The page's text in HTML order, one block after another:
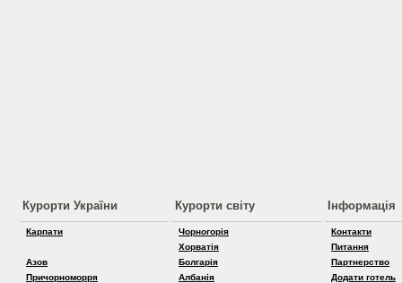
Курорти України
Карпати
Азов
Причорноморря
Курорти світу
Чорногорія
Хорватія
Болгарія
Албанія
Інформація
Контакти
Питання
Партнерство
Додати готель